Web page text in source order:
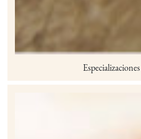
Especializaciones